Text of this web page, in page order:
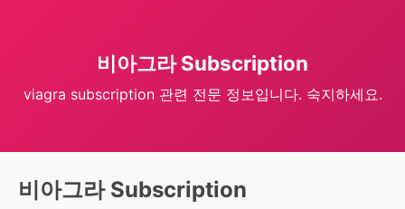
비아그라 Subscription
viagra subscription 관련 전문 정보입니다. 숙지하세요.
비아그라 Subscription